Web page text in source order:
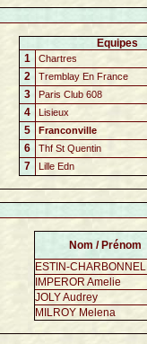
Equipes
1
Chartres
2 Tremblay En France
3 Paris Club 608
4 Lisieux
5 Franconville
6 Thf St Quentin
7 Lille Edn
Nom / Prénom
ESTIN-
IMPEROR Amelie
JOLY Audrey
MILROY Melena